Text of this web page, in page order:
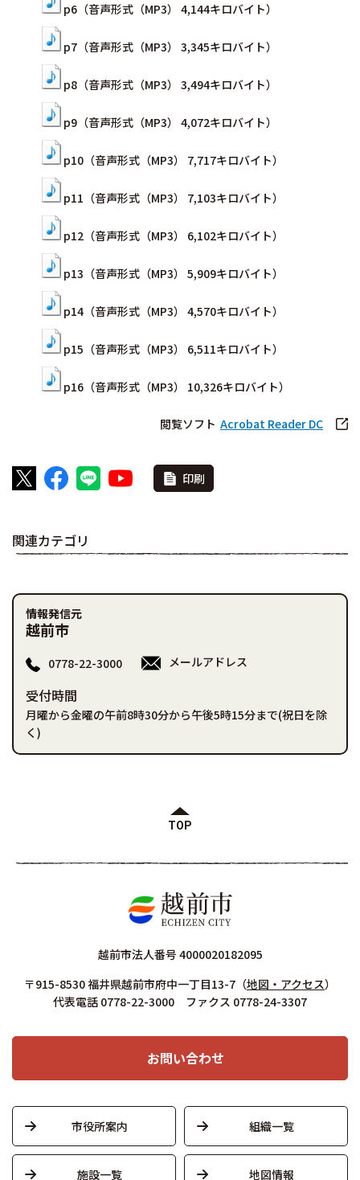
p6（音声形式（MP3） 4,144キロバイト）
p7（音声形式（MP3） 3,345キロバイト）
p8（音声形式（MP3） 3,494キロバイト）
p9（音声形式（MP3） 4,072キロバイト）
p10（音声形式（MP3） 7,717キロバイト）
p11（音声形式（MP3） 7,103キロバイト）
p12（音声形式（MP3） 6,102キロバイト）
p13（音声形式（MP3） 5,909キロバイト）
p14（音声形式（MP3） 4,570キロバイト）
p15（音声形式（MP3） 6,511キロバイト）
p16（音声形式（MP3） 10,326キロバイト）
閲覧ソフト Acrobat Reader DC
印刷
関連カテゴリ
情報発信元
越前市
0778-22-3000 メールアドレス
受付時間
月曜から金曜の午前8時30分から午後5時15分まで(祝日を除
く)
TOP
越前市法人番号 4000020182095
〒915-8530 福井県越前市府中一丁目13-7 （地図・アクセス）
代表電話 0778-22-3000 ファクス 0778-24-3307
お問い合わせ
市役所案内 組織一覧
施設一覧 地図情報